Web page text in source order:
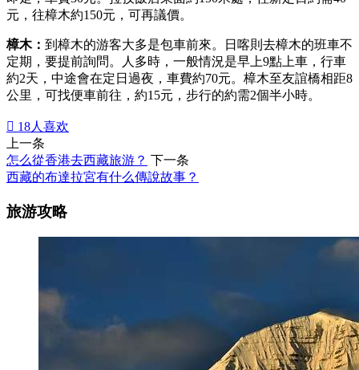
元，往樟木約150元，可再議價。
樟木： 到樟木的游客大多是包車前來。日喀則去樟木的班車不
定期，要提前詢問。人多時，一般情況是早上9點上車，行車
約2天，中途會在定日過夜，車費約70元。樟木至友誼橋相距8
公里，可找便車前往，約15元，步行的約需2個半小時。
 18人喜欢
上一条
怎么從香港去西藏旅游？ 下一条
西藏的布達拉宮有什么傳說故事？
旅游攻略